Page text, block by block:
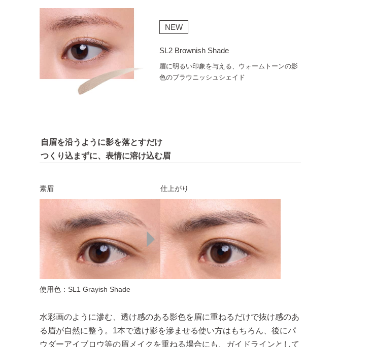
NEW
SL2 Brownish Shade
眉に明るい印象を与える、ウォームトーンの影
色のブラウニッシュシェイド
自眉を沿うように影を落とすだけ
つくり込まずに、表情に溶け込む眉
素眉 仕上がり
使用色：SL1 Grayish Shade
水彩画のように滲む、透け感のある影色を眉に重ねるだけで抜け感のあ
る眉が自然に整う。1本で透け影を滲ませる使い方はもちろん、後にパ
ウダーアイブロウ等の眉メイクを重ねる場合にも、ガイドラインとして